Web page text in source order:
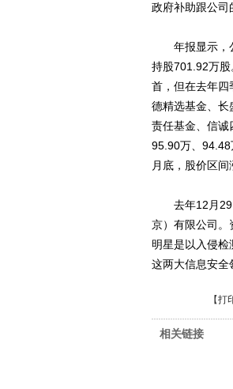
政府补助跟公司
年报显示，公
持股701.92万
首，但在去年四
德精选基金、长
责任基金、信诚
95.90万、94.48
月底，股价区间
去年12月29日
京）有限公司。
明星是以入侵检
这两大信息安全
【打
相关链接